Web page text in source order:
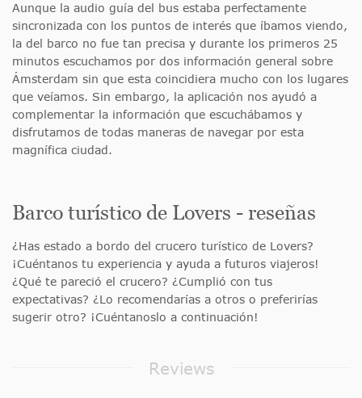
Aunque la audio guía del bus estaba perfectamente
sincronizada con los puntos de interés que íbamos viendo,
la del barco no fue tan precisa y durante los primeros 25
minutos escuchamos por dos información general sobre
Ámsterdam sin que esta coincidiera mucho con los lugares
que veíamos. Sin embargo, la aplicación nos ayudó a
complementar la información que escuchábamos y
disfrutamos de todas maneras de navegar por esta
magnífica ciudad.
Barco turístico de Lovers - reseñas
¿Has estado a bordo del crucero turístico de Lovers?
¡Cuéntanos tu experiencia y ayuda a futuros viajeros!
¿Qué te pareció el crucero? ¿Cumplió con tus
expectativas? ¿Lo recomendarías a otros o preferirías
sugerir otro? ¡Cuéntanoslo a continuación!
Reviews